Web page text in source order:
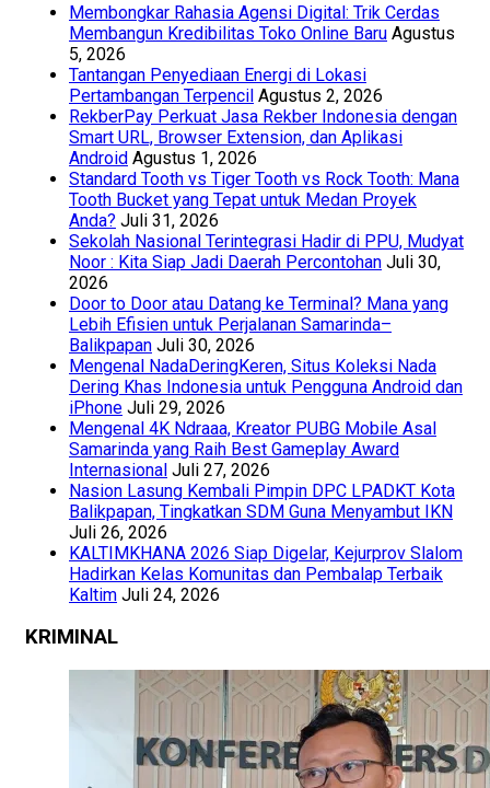
Membongkar Rahasia Agensi Digital: Trik Cerdas
Membangun Kredibilitas Toko Online Baru Agustus
5, 2026
Tantangan Penyediaan Energi di Lokasi
Pertambangan Terpencil Agustus 2, 2026
RekberPay Perkuat Jasa Rekber Indonesia dengan
Smart URL, Browser Extension, dan Aplikasi
Android Agustus 1, 2026
Standard Tooth vs Tiger Tooth vs Rock Tooth: Mana
Tooth Bucket yang Tepat untuk Medan Proyek
Anda? Juli 31, 2026
Sekolah Nasional Terintegrasi Hadir di PPU, Mudyat
Noor : Kita Siap Jadi Daerah Percontohan Juli 30,
2026
Door to Door atau Datang ke Terminal? Mana yang
Lebih Efisien untuk Perjalanan Samarinda–
Balikpapan Juli 30, 2026
Mengenal NadaDeringKeren, Situs Koleksi Nada
Dering Khas Indonesia untuk Pengguna Android dan
iPhone Juli 29, 2026
Mengenal 4K Ndraaa, Kreator PUBG Mobile Asal
Samarinda yang Raih Best Gameplay Award
Internasional Juli 27, 2026
Nasion Lasung Kembali Pimpin DPC LPADKT Kota
Balikpapan, Tingkatkan SDM Guna Menyambut IKN
Juli 26, 2026
KALTIMKHANA 2026 Siap Digelar, Kejurprov Slalom
Hadirkan Kelas Komunitas dan Pembalap Terbaik
Kaltim Juli 24, 2026
KRIMINAL